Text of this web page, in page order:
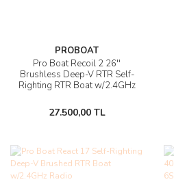
PROBOAT
Pro Boat Recoil 2 26''
Brushless Deep-V RTR Self-
Righting RTR Boat w/2.4GHz
27.500,00 TL